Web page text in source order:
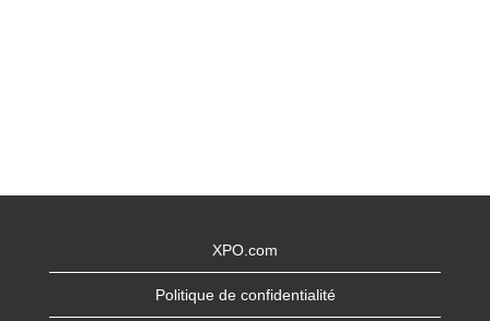
XPO.com
Politique de confidentialité